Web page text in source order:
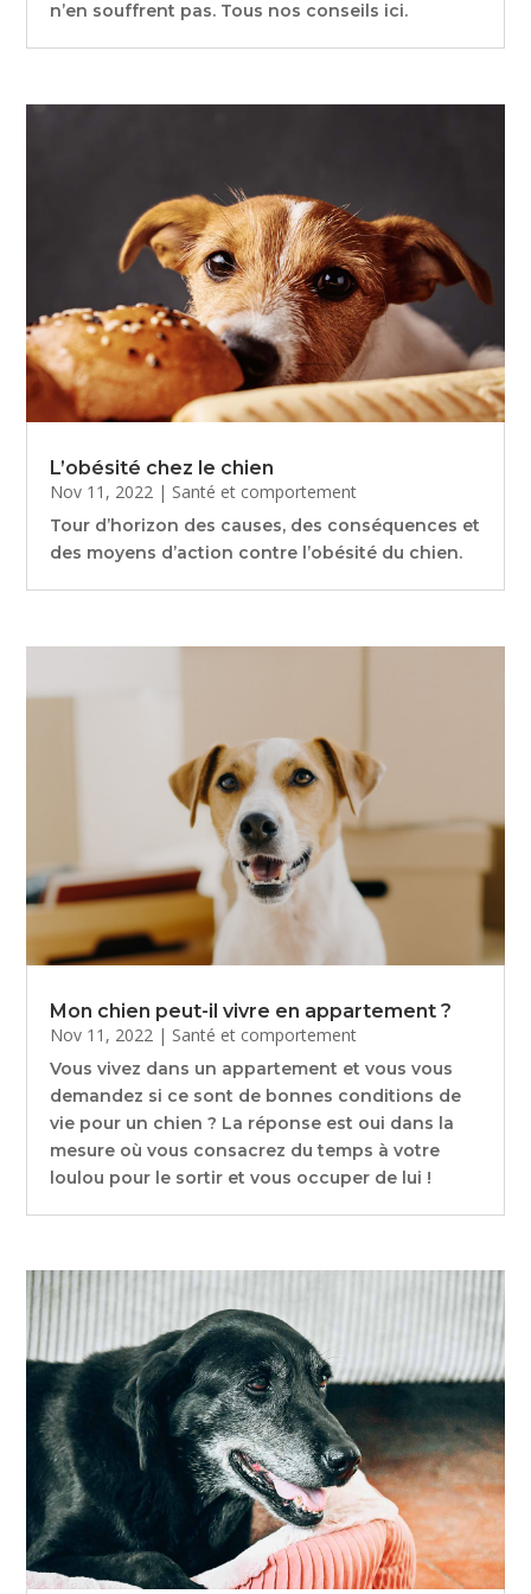
n’en souffrent pas. Tous nos conseils ici.
L’obésité chez le chien
Nov 11, 2022 | Santé et comportement
Tour d’horizon des causes, des conséquences et
des moyens d’action contre l’obésité du chien.
Mon chien peut-il vivre en appartement ?
Nov 11, 2022 | Santé et comportement
Vous vivez dans un appartement et vous vous
demandez si ce sont de bonnes conditions de
vie pour un chien ? La réponse est oui dans la
mesure où vous consacrez du temps à votre
loulou pour le sortir et vous occuper de lui !